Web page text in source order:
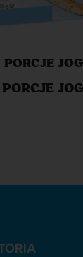
PORCJE
PORCJE